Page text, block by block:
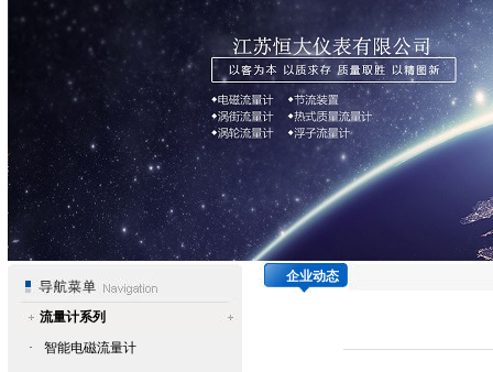
流量计系列
·
智能电磁流量计
企业动态